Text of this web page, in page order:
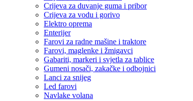
Crijeva za duvanje guma i pribor
Crijeva za vodu i gorivo
Elektro oprema
Enterijer
Farovi za radne mašine i traktore
Farovi, maglenke i žmigavci
Gabariti, markeri i svjetla za tablice
Gumeni nosači, zakačke i odbojnici
Lanci za snijeg
Led farovi
Navlake volana